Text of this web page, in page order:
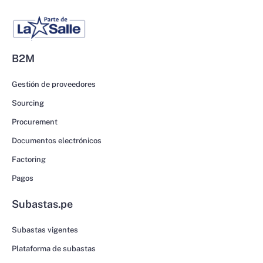
B2M
Gestión de proveedores
Sourcing
Procurement
Documentos electrónicos
Factoring
Pagos
Subastas.pe
Subastas vigentes
Plataforma de subastas